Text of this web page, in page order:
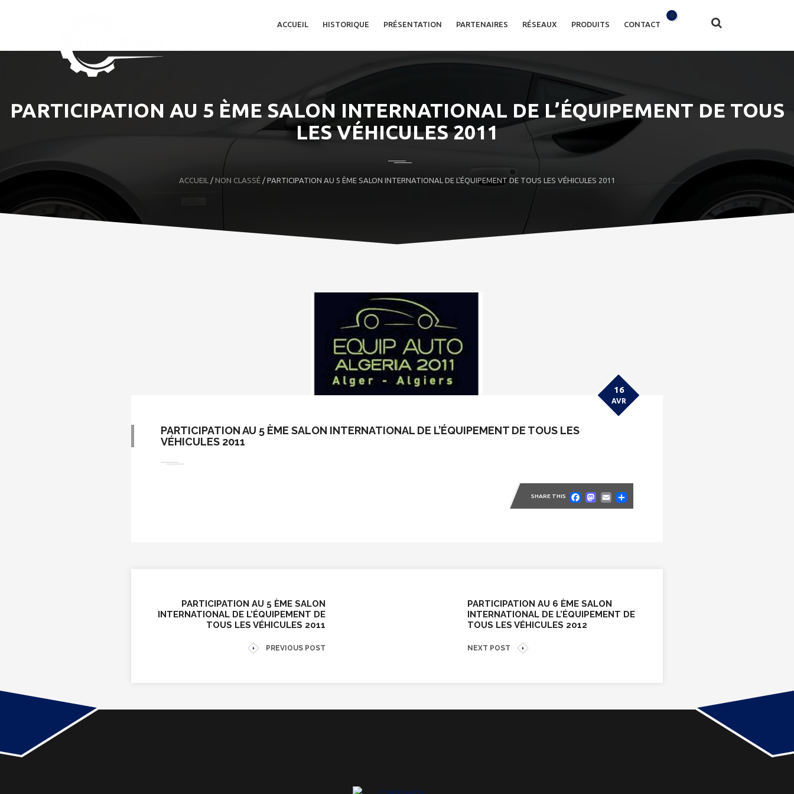
0
ACCUEIL HISTORIQUE PRÉSENTATION PARTENAIRES RÉSEAUX PRODUITS CONTACT
PARTICIPATION AU 5 ÈME SALON INTERNATIONAL DE L’ÉQUIPEMENT DE TOUS
LES VÉHICULES 2011
ACCUEIL / NON CLASSÉ / PARTICIPATION AU 5 ÈME SALON INTERNATIONAL DE L’ÉQUIPEMENT DE TOUS LES VÉHICULES 2011
PARTICIPATION AU 5 ÈME SALON INTERNATIONAL DE L’ÉQUIPEMENT DE TOUS LES
VÉHICULES 2011
16
AVR
SHARE THIS Facebook
Mastodon
Email
PARTICIPATION AU 5 ÈME SALON
INTERNATIONAL DE L’ÉQUIPEMENT DE
TOUS LES VÉHICULES 2011
PREVIOUS POST
PARTICIPATION AU 6 ÈME SALON
INTERNATIONAL DE L’ÉQUIPEMENT DE
TOUS LES VÉHICULES 2012
NEXT POST